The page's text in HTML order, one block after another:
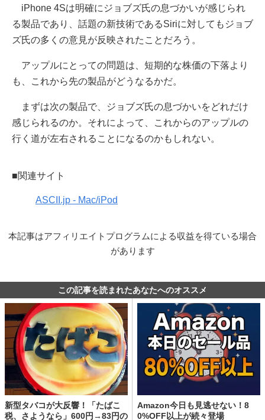
iPhone 4Sは明確にジョブズ氏の息づかいが感じられ
る製品であり、話題の新技術であるSiriに対してもジョブ
ズ氏の多くの意見が反映されたことだろう。
アップルにとっての問題は、短期的な株価の下落より
も、これから先の製品がどうなるかだ。
まずは次の製品で、ジョブズ氏の息づかいをどれだけ
感じられるのか。それによって、これからのアップルの
行く道が左右されることになるのかもしれない。
■関連サイト
ASCII.jp - Mac/iPod
本記事はアフィリエイトプログラムによる収益を得ている場合
があります
この記事を読まれたあなたへのオススメ
新型タバコが大反響！「たばこ
税、さようなら」600円→83円の
Amazon今日も見逃せない！8
0%OFF以上が続々登場